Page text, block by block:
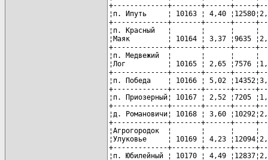
+-------------+-------+------+-----
¦п. Ипуть     ¦ 10163 ¦ 4,40
+-------------+-------+------+-----
¦п. Красный   ¦       ¦      ¦
¦Маяк         ¦ 10164 ¦ 3,37 ¦9635
+-------------+-------+------+-----
¦п. Медвежий  ¦       ¦      ¦
¦Лог          ¦ 10165 ¦ 2,65 ¦7576
+-------------+-------+------+-----
¦п. Победа    ¦ 10166 ¦ 5,02
+-------------+-------+------+-----
¦п. Приозерный¦ 10167 ¦ 2,52 ¦7205
+-------------+-------+------+-----
¦д. Романовичи¦ 10168 ¦ 3,60
+-------------+-------+------+-----
¦Агрогородок  ¦       ¦      ¦
¦Улуковье     ¦ 10169 ¦ 4,23
+-------------+-------+------+-----
¦п. Юбилейный ¦ 10170 ¦ 4,49